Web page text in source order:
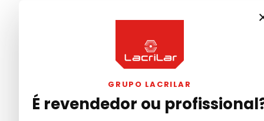
GRUPO LACRILAR
É revendedor ou